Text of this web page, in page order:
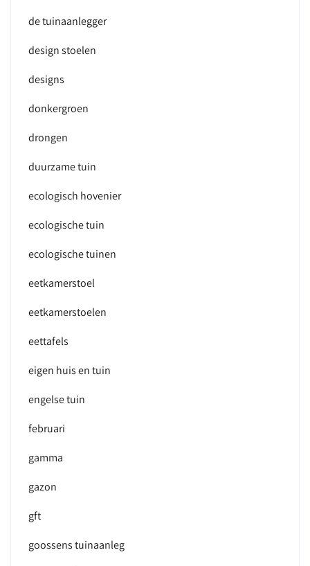
de tuinaanlegger
design stoelen
designs
donkergroen
drongen
duurzame tuin
ecologisch hovenier
ecologische tuin
ecologische tuinen
eetkamerstoel
eetkamerstoelen
eettafels
eigen huis en tuin
engelse tuin
februari
gamma
gazon
gft
goossens tuinaanleg